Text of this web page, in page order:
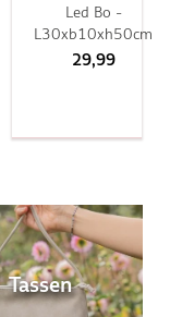
Led Bo -
L30xb10xh50cm
29,99
Tassen